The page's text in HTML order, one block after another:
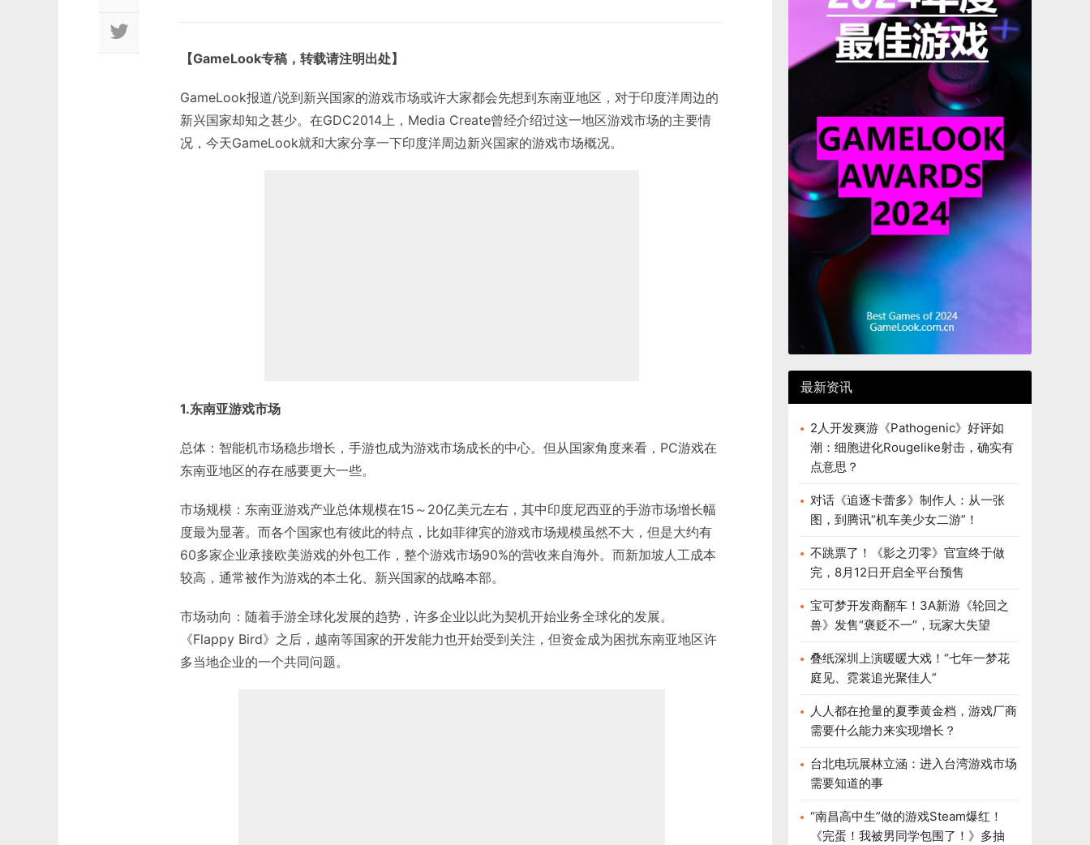
【GameLook专稿，转载请注明出处】
GameLook报道/说到新兴国家的游戏市场或许大家都会先想到东南亚地区，对于印度洋周边的
新兴国家却知之甚少。在GDC2014上，Media Create曾经介绍过这一地区游戏市场的主要情
况，今天GameLook就和大家分享一下印度洋周边新兴国家的游戏市场概况。
1.东南亚游戏市场
总体：智能机市场稳步增长，手游也成为游戏市场成长的中心。但从国家角度来看，PC游戏在
东南亚地区的存在感要更大一些。
市场规模：东南亚游戏产业总体规模在15～20亿美元左右，其中印度尼西亚的手游市场增长幅
度最为显著。而各个国家也有彼此的特点，比如菲律宾的游戏市场规模虽然不大，但是大约有
60多家企业承接欧美游戏的外包工作，整个游戏市场90%的营收来自海外。而新加坡人工成本
较高，通常被作为游戏的本土化、新兴国家的战略本部。
市场动向：随着手游全球化发展的趋势，许多企业以此为契机开始业务全球化的发展。
《Flappy Bird》之后，越南等国家的开发能力也开始受到关注，但资金成为困扰东南亚地区许
多当地企业的一个共同问题。
最新资讯
2人开发爽游《Pathogenic》好评如
潮：细胞进化Rougelike射击，确实有
点意思？
对话《追逐卡蕾多》制作人：从一张
图，到腾讯“机车美少女二游”！
不跳票了！《影之刃零》官宣终于做
完，8月12日开启全平台预售
宝可梦开发商翻车！3A新游《轮回之
兽》发售“褒贬不一”，玩家大失望
叠纸深圳上演暖暖大戏！“七年一梦花
庭见、霓裳追光聚佳人”
人人都在抢量的夏季黄金档，游戏厂商
需要什么能力来实现增长？
台北电玩展林立涵：进入台湾游戏市场
需要知道的事
“南昌高中生”做的游戏Steam爆红！
《完蛋！我被男同学包围了！》多抽